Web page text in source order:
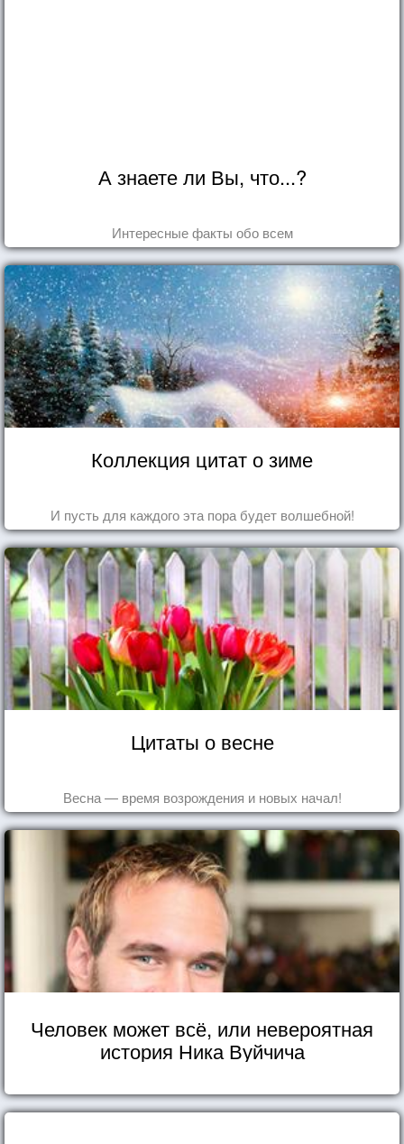
А знаете ли Вы, что...?
Интересные факты обо всем
Коллекция цитат о зиме
И пусть для каждого эта пора будет волшебной!
Цитаты о весне
Весна — время возрождения и новых начал!
Человек может всё, или невероятная
история Ника Вуйчича